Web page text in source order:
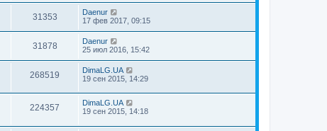
31353
Daenur
17 фев 2017, 09:15
31878
Daenur
25 июл 2016, 15:42
268519
DimaLG.UA
19 сен 2015, 14:29
224357
DimaLG.UA
19 сен 2015, 14:18